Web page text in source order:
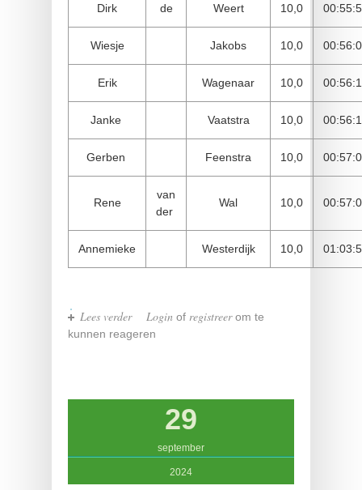
Dirk de Weert 10,0
Wiesje Jakobs 10,0
Erik Wagenaar 10,0
Janke Vaatstra 10,0
Gerben Feenstra 10,0
Rene
van
der
Wal 10,0
Annemieke Westerdijk 10,0
Lees verderover Eemsmondloop 2024
Login of registreerom te
kunnen reageren
29
september
2024